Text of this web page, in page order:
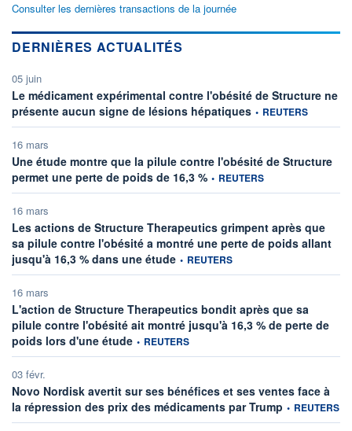
Consulter les dernières transactions de la journée
DERNIÈRES ACTUALITÉS
05 juin
Le médicament expérimental contre l'obésité de Structure ne
présente aucun signe de lésions hépatiques information fournie par
• REUTERS
16 mars
Une étude montre que la pilule contre l'obésité de Structure
permet une perte de poids de 16,3 % information fournie par
• REUTERS
16 mars
Les actions de Structure Therapeutics grimpent après que
sa pilule contre l'obésité a montré une perte de poids allant
jusqu'à 16,3 % dans une étude information fournie par
• REUTERS
16 mars
L'action de Structure Therapeutics bondit après que sa
pilule contre l'obésité ait montré jusqu'à 16,3 % de perte de
poids lors d'une étude information fournie par
• REUTERS
03 févr.
Novo Nordisk avertit sur ses bénéfices et ses ventes face à
la répression des prix des médicaments par Trump information
• REUTERS